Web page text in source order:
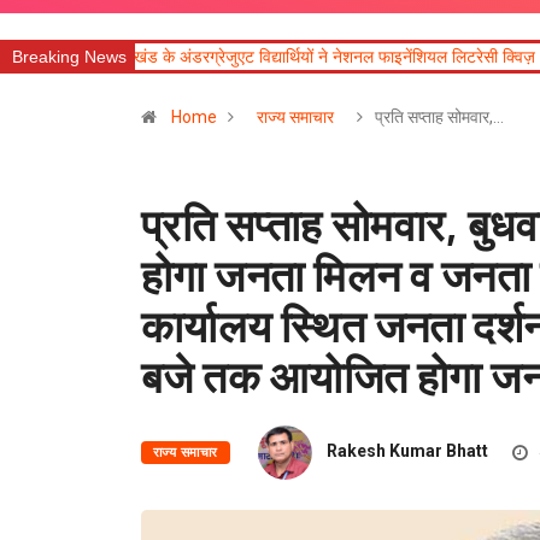
Breaking News
के अंडरग्रेजुएट विद्यार्थियों ने नेशनल फाइनेंशियल लिटरेसी क्विज़ 2026 में उत्कृष्ट
Home राज्य समाचार प्रति सप्ताह सोमवार,…
प्रति सप्ताह सोमवार,
होगा जनता मिलन व
कार्यालय स्थित जनता
बजे तक आयोजित होगा
राज्य समाचार Rakesh Kumar Bhatt